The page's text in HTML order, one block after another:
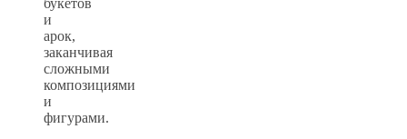
и
арок,
заканчивая
сложными
композициями
и
фигурами.